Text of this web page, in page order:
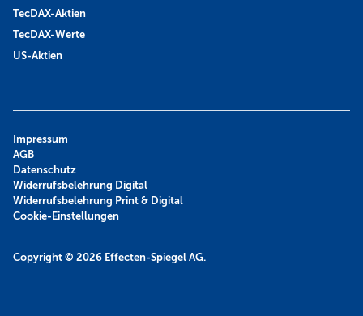
TecDAX-Aktien
TecDAX-Werte
US-Aktien
Copyright © 2026 Effecten-Spiegel AG.
Impressum
AGB
Datenschutz
Widerrufsbelehrung Digital
Widerrufsbelehrung Print & Digital
Cookie-Einstellungen